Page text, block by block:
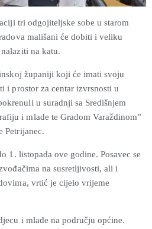
tri odgojiteljske sobe u starom
mališani će dobiti i veliku
na katu.
županiji koji će imati svoju
i prostor za centar izvrsnosti u
u suradnji sa Središnjem
i mlade te Gradom Varaždinom”
Petrijanec.
1. listopada ove godine. Posavec se
na susretljivosti, ali i
vrtić je cijelo vrijeme
i mlade na području općine.